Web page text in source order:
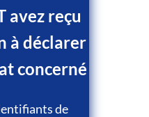
avez reçu
à déclarer
concerné
de